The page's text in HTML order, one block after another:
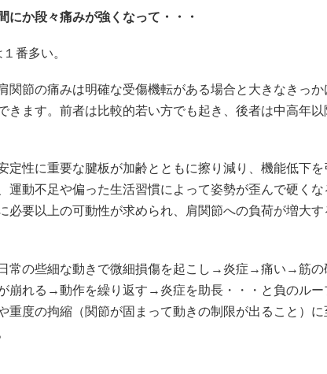
か段々痛みが強くなって・・・
番多い。
関節の痛みは明確な受傷機転がある場合と大きなきっか
きます。前者は比較的若い方でも起き、後者は中高年以
定性に重要な腱板が加齢とともに擦り減り、機能低下を
運動不足や偏った生活習慣によって姿勢が歪んで硬くな
必要以上の可動性が求められ、肩関節への負荷が増大す
常の些細な動きで微細損傷を起こし→炎症→痛い→筋の
崩れる→動作を繰り返す→炎症を助長・・・と負のルー
重度の拘縮（関節が固まって動きの制限が出ること）に